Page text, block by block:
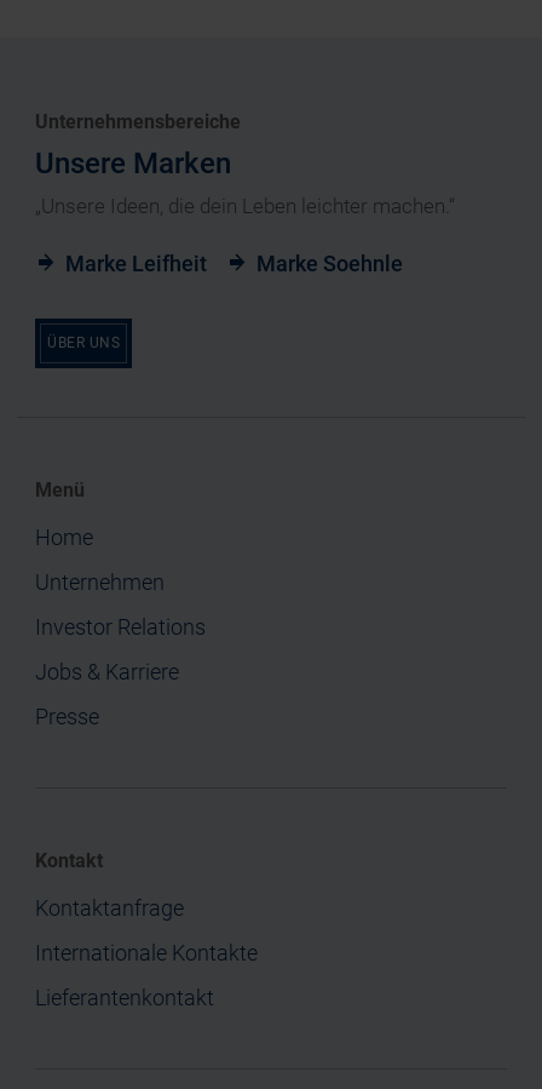
Unternehmensbereiche
Unsere Marken
„Unsere Ideen, die dein Leben leichter machen.“
Marke Leifheit Marke Soehnle
ÜBER UNS
Menü
Home
Unternehmen
Investor Relations
Jobs & Karriere
Presse
Kontakt
Kontaktanfrage
Internationale Kontakte
Lieferantenkontakt